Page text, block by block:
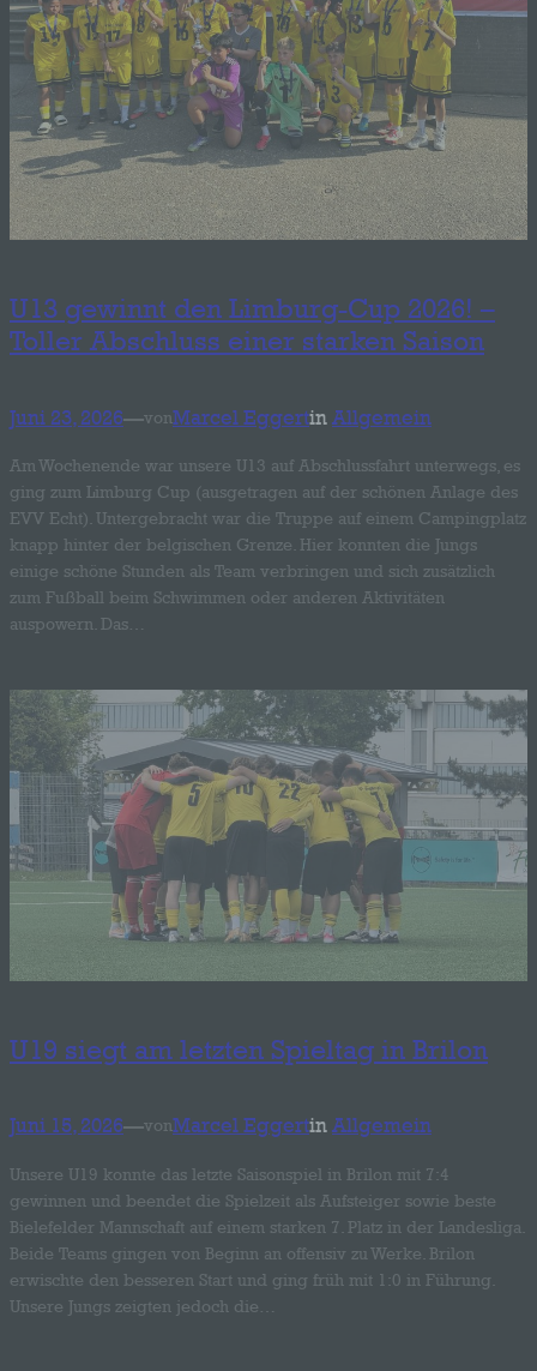
U13 gewinnt den Limburg-Cup 2026! –
Toller Abschluss einer starken Saison
Juni 23, 2026—vonMarcel Eggertin Allgemein
Am Wochenende war unsere U13 auf Abschlussfahrt unterwegs, es
ging zum Limburg Cup (ausgetragen auf der schönen Anlage des
EVV Echt). Untergebracht war die Truppe auf einem Campingplatz
knapp hinter der belgischen Grenze. Hier konnten die Jungs
einige schöne Stunden als Team verbringen und sich zusätzlich
zum Fußball beim Schwimmen oder anderen Aktivitäten
auspowern. Das…
U19 siegt am letzten Spieltag in Brilon
Juni 15, 2026—vonMarcel Eggertin Allgemein
Unsere U19 konnte das letzte Saisonspiel in Brilon mit 7:4
gewinnen und beendet die Spielzeit als Aufsteiger sowie beste
Bielefelder Mannschaft auf einem starken 7. Platz in der Landesliga.
Beide Teams gingen von Beginn an offensiv zu Werke. Brilon
erwischte den besseren Start und ging früh mit 1:0 in Führung.
Unsere Jungs zeigten jedoch die…